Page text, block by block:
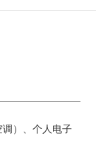
调）、个人电子